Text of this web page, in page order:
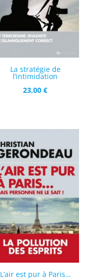
La stratégie de
l’intimidation
23,00€
L’air est pur à Paris…